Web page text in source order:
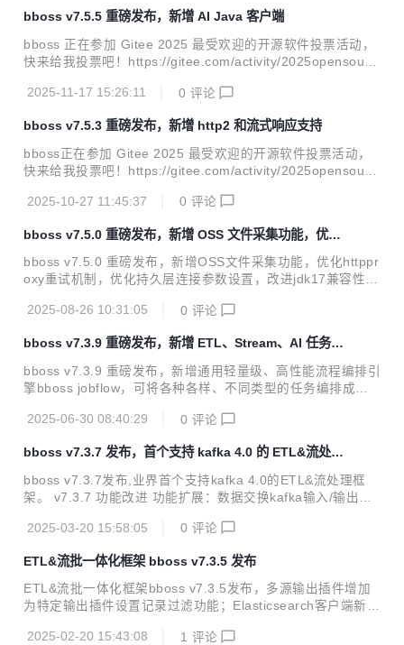
bboss v7.5.5 重磅发布，新增 AI Java 客户端
bboss 正在参加 Gitee 2025 最受欢迎的开源软件投票活动，
快来给我投票吧！https://gitee.com/activity/2025opensourc
端，同时带来一系列功能完善和改进。bboss ai java客户端目
验）： 文本对话 图像识别 图像生成 语音识别 语音生成 视频
生成 v7.5.5 功能改进 AI模型客户端服务改进：发送流结束事
件到前端，可以在流结束事件中附带附加信息，例如：Rag附
件材料链接等 AI模型客户端httprp...
2025-11-17 15:26:11 0 评论
bboss v7.5.3 重磅发布，新增 http2 和流式响应支持
bboss正在参加 Gitee 2025 最受欢迎的开源软件投票活动，
快来给我投票吧！https://gitee.com/activity/2025opensourc
响应支持，轻松实现各种大模型流式模式调用，同时带来一系
0 websocket功能 工作流改进：工作流触发器脚本接口增加lo
gger日志对象，用于在脚本中记录日志 优化数据库管理工具
mysqlbinlog同步改进：自定义BinaryLogClientExt，打印异
常情况日...
2025-10-27 11:45:37 0 评论
bboss v7.5.0 重磅发布，新增 OSS 文件采集功能，优化
httpproxy 重试机制
bboss v7.5.0 重磅发布，新增OSS文件采集功能，优化httppr
oxy重试机制，优化持久层连接参数设置，改进jdk17兼容性。
异步执行模式 工作流改进：通用函数节点提供抽象函数基础类
供了节点初始化方法的实现 工作流改进：完善工作流执行上下
文参数管理api，获取参数方法可以指定默认值 工作流改进：
完善并行分支barrier机制：增加自定义JobFlowCyclicBarrie
r，设置barrier超时时间，避免出现一直阻塞等待的可能性 文
件采集插件...
2025-08-26 10:31:05 0 评论
bboss v7.3.9 重磅发布，新增 ETL、Stream、AI 任务流
程编排引擎
bboss v7.3.9 重磅发布，新增通用轻量级、高性能流程编排引
擎bboss jobflow，可将各种各样、不同类型的任务编排成工
作业任务、业务办理任务、充值缴费任务以及大模型推理任务
oss jobflow，使用参考文档 https://esdoc.bbossgroups.co
m/#/jobworkflow 数据交换模块增加作业流程任务编排功能 基
础框架jdk 17+版本兼容性改进 引入amz s3协议，实现文件上
2025-06-30 08:40:29 0 评论
bboss v7.3.7 发布，首个支持 kafka 4.0 的 ETL&流处理
框架
bboss v7.3.7发布,业界首个支持kafka 4.0的ETL&流处理框
架。 v7.3.7 功能改进 功能扩展：数据交换kafka输入/输出插
4.0插件数据交换作业案例下载地址 https://gitee.com/bboss/
数据交换Serial任务执行时报TaskMetrics空指针问题 参考资
料 bboss ETL 工具使用集成指南 https://esdoc.bbossgroup
s.com/#/db-e...
2025-03-20 15:58:05 0 评论
ETL&流批一体化框架 bboss v7.3.5 发布
ETL&流批一体化框架bboss v7.3.5发布，多源输出插件增加
为特定输出插件设置记录过滤功能；Elasticsearch客户端新增
client和http微服务框架增加对Kerberos认证支持；支持基于K
2025-02-20 15:43:08 1 评论